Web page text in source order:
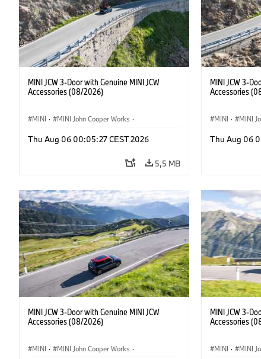
MINI JCW 3-Door with Genuine MINI JCW
Accessories (08/2026)
MINI · MINI John Cooper Works ·
Doplňky na přání, příslušenství
Thu Aug 06 00:05:27 CEST 2026
5,5 MB
MINI JCW 3-
Accessories
MINI · MINI
Doplňky na
Thu Aug 06
MINI JCW 3-Door with Genuine MINI JCW
Accessories (08/2026)
MINI · MINI John Cooper Works ·
MINI JCW 3-
Accessories
MINI · MINI